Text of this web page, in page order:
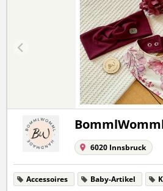
6020 Innsbruck
Accessoires Baby-Artikel